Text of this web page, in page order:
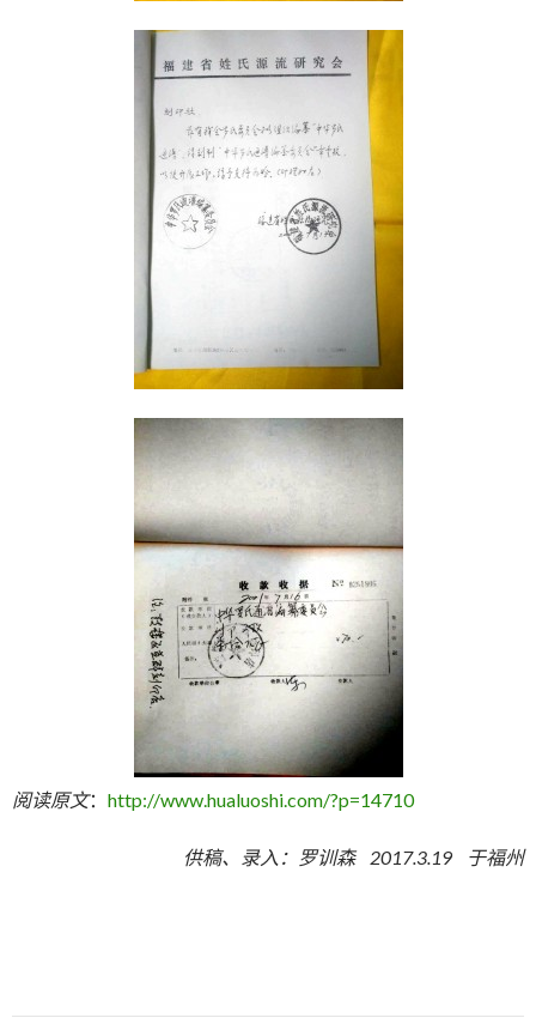
阅读原文： http://www.hualuoshi.com/?p=14710
供稿、录入：罗训森 2017.3.19 于福州